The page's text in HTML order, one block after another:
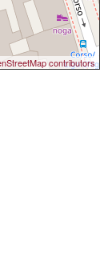
contributors